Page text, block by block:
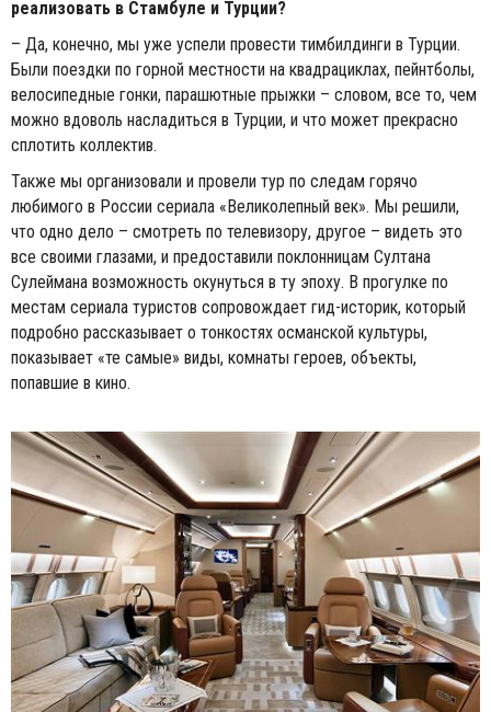
реализовать в Стамбуле и Турции?
– Да, конечно, мы уже успели провести тимбилдинги в Турции.
Были поездки по горной местности на квадрациклах, пейнтболы,
велосипедные гонки, парашютные прыжки – словом, все то, чем
можно вдоволь насладиться в Турции, и что может прекрасно
сплотить коллектив.
Также мы организовали и провели тур по следам горячо
любимого в России сериала «Великолепный век». Мы решили,
что одно дело – смотреть по телевизору, другое – видеть это
все своими глазами, и предоставили поклонницам Султана
Сулеймана возможность окунуться в ту эпоху. В прогулке по
местам сериала туристов сопровождает гид-историк, который
подробно рассказывает о тонкостях османской культуры,
показывает «те самые» виды, комнаты героев, объекты,
попавшие в кино.